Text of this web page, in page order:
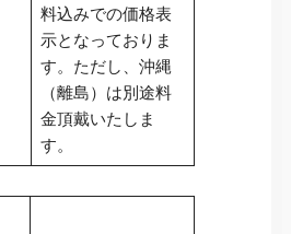
料込みでの価格表
示となっておりま
す。ただし、沖縄
（離島）は別途料
金頂戴いたしま
す。